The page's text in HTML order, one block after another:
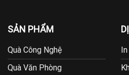
SẢN PHẨM
Quà Công Nghệ
Quà Văn Phòng